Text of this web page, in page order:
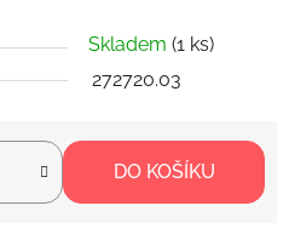
Skladem (1 ks)
272720.03
DO KOŠÍKU